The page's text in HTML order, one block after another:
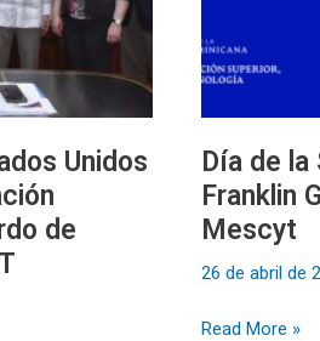
Unidos
de
Día de la
Franklin
Mescyt
26 de abril de
Mescyt
Read More »